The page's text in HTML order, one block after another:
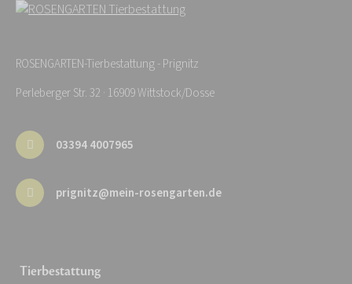
ROSENGARTEN-Tierbestattung - Prignitz
Perleberger Str. 32 · 16909 Wittstock/Dosse
03394 4007965
prignitz@mein-rosengarten.de
Tierbestattung